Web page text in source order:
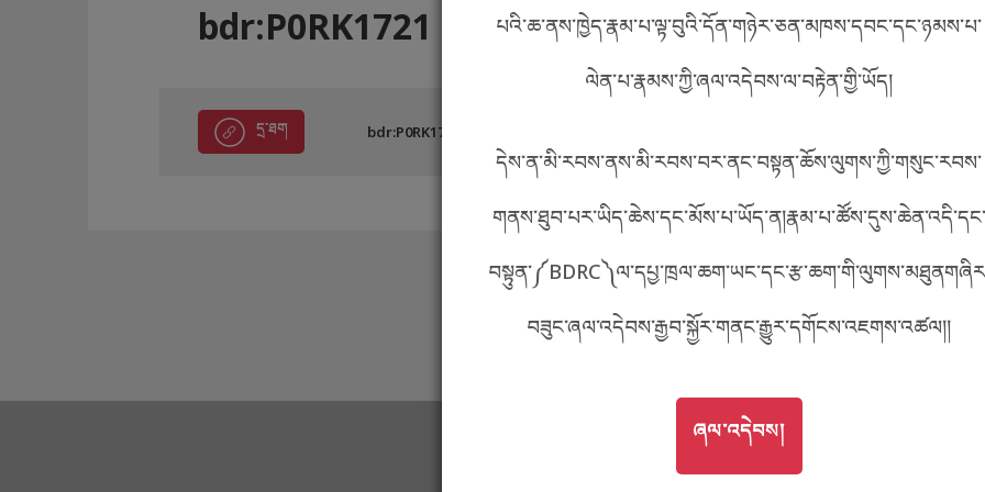
བོད་ཡིག
English
ភាសាខ្មែរ
པའི་ཆ་ནས་ཁྱེད་རྣམ་པ་ལྟ་བུའི་དོན་གཉེར་ཅན་མཁས་དབང་དང་ཉམས་པ་
ལེན་པ་རྣམས་ཀྱི་ཞལ་འདེབས་ལ་བརྟེན་གྱི་ཡོད།
དེས་ན་མི་རབས་ནས་མི་རབས་བར་ནང་བསྟན་ཆོས་ལུགས་ཀྱི་གསུང་རབས་
གནས་ཐུབ་པར་ཡིད་ཆེས་དང་མོས་པ་ཡོད་ན།རྣམ་པ་ཚོས་དུས་ཆེན་འདི་དང་
བཟུང་ཞལ་འདེབས་རྒྱབ་སྐྱོར་གནང་རྒྱུར་དགོངས་འཇགས་འཚལ།།
GO TOཞལ་འདེབས།
ཞལ་འདེབས།
bdr:P0RK1721
དྲ་ཐག bdr:P0RK1721